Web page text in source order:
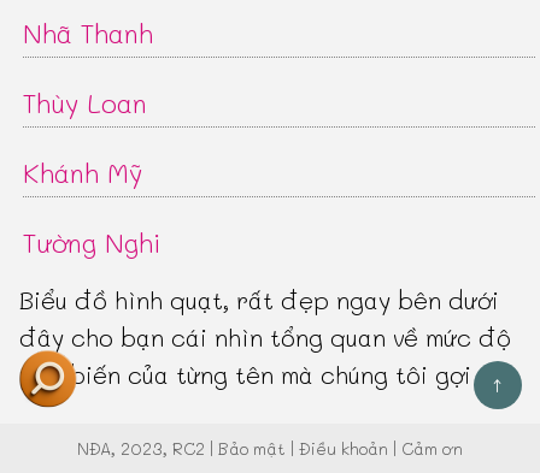
Nhã Thanh
Thùy Loan
Khánh Mỹ
Tường Nghi
Biểu đồ hình quạt, rất đẹp ngay bên dưới
đây cho bạn cái nhìn tổng quan về mức độ
phổ biến của từng tên mà chúng tôi gợi ý:↑
NĐA, 2023, RC2 | Bảo mật | Điều khoản | Cảm ơn